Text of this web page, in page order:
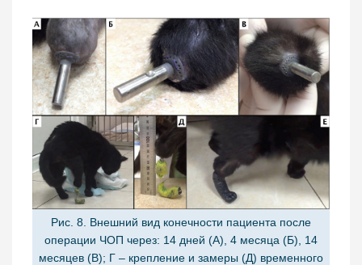
Рис. 8. Внешний вид конечности пациента после
операции ЧОП через: 14 дней (А), 4 месяца (Б), 14
месяцев (В); Г – крепление и замеры (Д) временного